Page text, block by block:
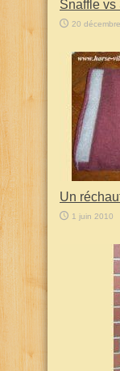
Snaffle vs
20
Un
1 juin 2010